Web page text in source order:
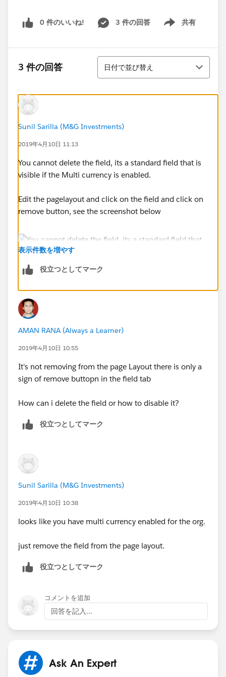
0 件のいいね! 3 件の回答 共有
Show menu
3 件の回答
並び替え
日付で並び替え
Sunil Sarilla (M&G Investments)
2019年4月10日 11:13
You cannot delete the field, its a standard field that is
visible if the Multi currency is enabled.
Edit the pagelayout and click on the field and click on
remove button, see the screenshot below
表示件数を増やす
役立つとしてマーク
AMAN RANA (Always a Learner)
2019年4月10日 10:55
It's not removing from the page Layout there is only a
sign of remove buttopn in the field tab
How can i delete the field or how to disable it?
役立つとしてマーク
Sunil Sarilla (M&G Investments)
2019年4月10日 10:38
looks like you have multi currency enabled for the org.
just remove the field from the page layout.
役立つとしてマーク
コメントを追加
回答を記入...
Ask An Expert